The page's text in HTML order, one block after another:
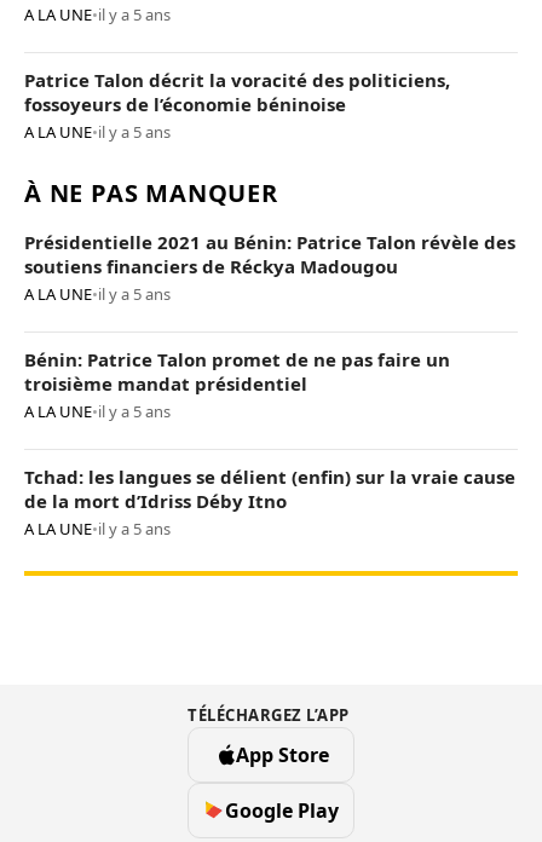
A LA UNE•il y a 5 ans
Patrice Talon décrit la voracité des politiciens,
fossoyeurs de l’économie béninoise
A LA UNE•il y a 5 ans
À NE PAS MANQUER
Présidentielle 2021 au Bénin: Patrice Talon révèle des
soutiens financiers de Réckya Madougou
A LA UNE•il y a 5 ans
Bénin: Patrice Talon promet de ne pas faire un
troisième mandat présidentiel
A LA UNE•il y a 5 ans
Tchad: les langues se délient (enfin) sur la vraie cause
de la mort d’Idriss Déby Itno
A LA UNE•il y a 5 ans
TÉLÉCHARGEZ L’APP
App Store
Google Play